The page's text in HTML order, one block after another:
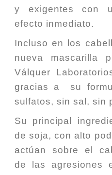
y exigentes con
efecto inmediato.
Incluso en los
nueva mascarilla
Válquer
gracias a su
sulfatos, sin sal, sin
Su principal
de soja, con alto
actúan sobre el
de las agresiones